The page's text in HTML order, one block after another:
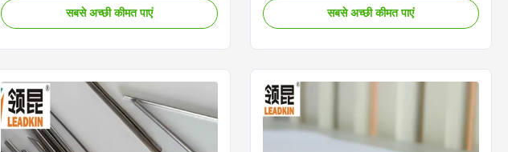
Conductor material: NiCr-NiSi, NiCrSi-
NiSi), NiCr-Konstantan Sheath material:
advantage Environment-friendly: no
pickling clean armored cable Ultra-high
density: nuclear grade 2500mg/cm3 Thick
wall thick wire: 40% thicker than the
सबसे अच्छी कीमत पाएं
Conductor material: NiCr-NiSi, NiCrSi-
NiSi), NiCr-Konstantan, Fe-Konstantan,
12.7mm Application: connecting with
thermocouple and instrument machine
Place of Origin: Zhejiang, China
(Mainland) Eco-friendly: Yes MOQ: 100m
सबसे अच्छी कीमत पाएं